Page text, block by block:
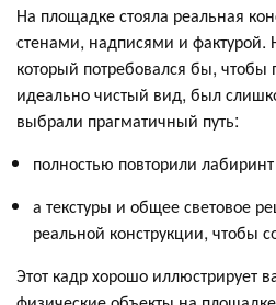
На площадке стояла реальная
стенами, надписями и фактурой.
который потребовался бы, чтобы
идеально чистый вид, был
выбрали прагматичный путь:
полностью повторили
а текстуры и общее световое
реальной конструкции, чтобы
Этот кадр хорошо иллюстрирует